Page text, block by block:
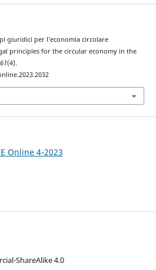
giuridici per l’economia circolare
principles for the circular economy in the
61(4).
Online 4-2023
ShareAlike 4.0